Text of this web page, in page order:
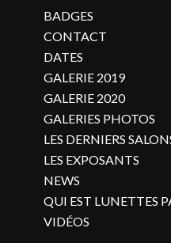
BADGES
CONTACT
DATES
GALERIE 2019
GALERIE 2020
GALERIES PHOTOS
LES DERNIERS
LES EXPOSANTS
NEWS
QUI EST LUNETTES
VIDÉOS